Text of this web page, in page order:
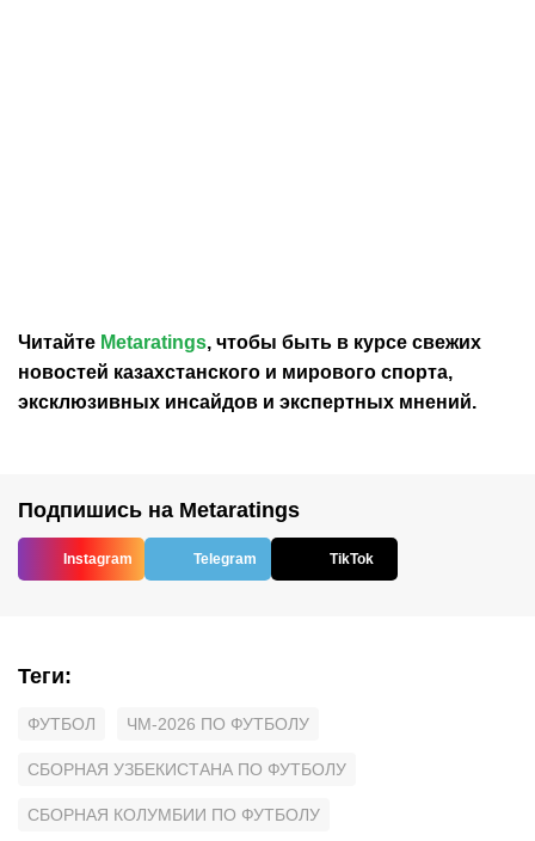
Читайте Metaratings, чтобы быть в курсе свежих
новостей казахстанского и мирового спорта,
эксклюзивных инсайдов и экспертных мнений.
Подпишись на Metaratings
Instagram Telegram TikTok
Теги:
ФУТБОЛ ЧМ-2026 ПО ФУТБОЛУ
СБОРНАЯ УЗБЕКИСТАНА ПО ФУТБОЛУ
СБОРНАЯ КОЛУМБИИ ПО ФУТБОЛУ